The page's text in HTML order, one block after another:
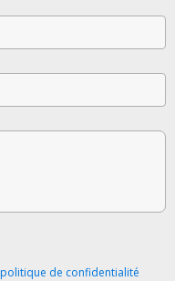
politique de confidentialité